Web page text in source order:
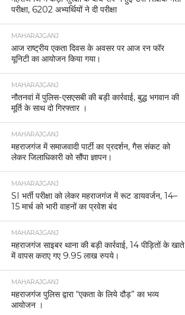
परीक्षा, 6202 अभ्यर्थियों ने दी परीक्षा
MAHARAJGANJ
आज राष्ट्रीय एकता दिवस के अवसर पर आज रन फॉर
यूनिटी का आयोजन किया गया।
MAHARAJGANJ
नौतनवां में पुलिस-एसएसबी की बड़ी कार्रवाई, बुद्ध भगवान की
मूर्ति के साथ दो गिरफ्तार ।
MAHARAJGANJ
महराजगंज में समाजवादी पार्टी का प्रदर्शन, गैस संकट को
लेकर जिलाधिकारी को सौंपा ज्ञापन।
MAHARAJGANJ
SI भर्ती परीक्षा को लेकर महराजगंज में रूट डायवर्जन, 14–
15 मार्च को भारी वाहनों का प्रवेश बंद
MAHARAJGANJ
महराजगंज साइबर थाना की बड़ी कार्रवाई, 14 पीड़ितों के खाते
में वापस कराए गए 9.95 लाख रुपये।
MAHARAJGANJ
महराजगंज पुलिस द्वारा “एकता के लिये दौड़” का भव्य
आयोजन ।